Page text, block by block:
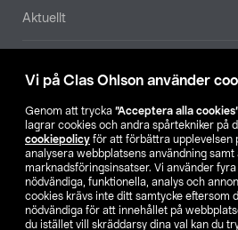
Vi på Clas Ohlson använder
Genom att trycka ”Acceptera alla
lagrar cookies och andra spårtekniker på
cookiepolicy för att förbättra upplevelsen
analysera webbplatsens användning samt
marknadsföringsinsatser. Vi använder
nödvändiga, funktionella, analys och
cookies krävs inte ditt samtycke eftersom
nödvändiga för att innehållet på
du istället vill skräddarsy dina val kan du
Aktuellt
Hitta
SE NO FI